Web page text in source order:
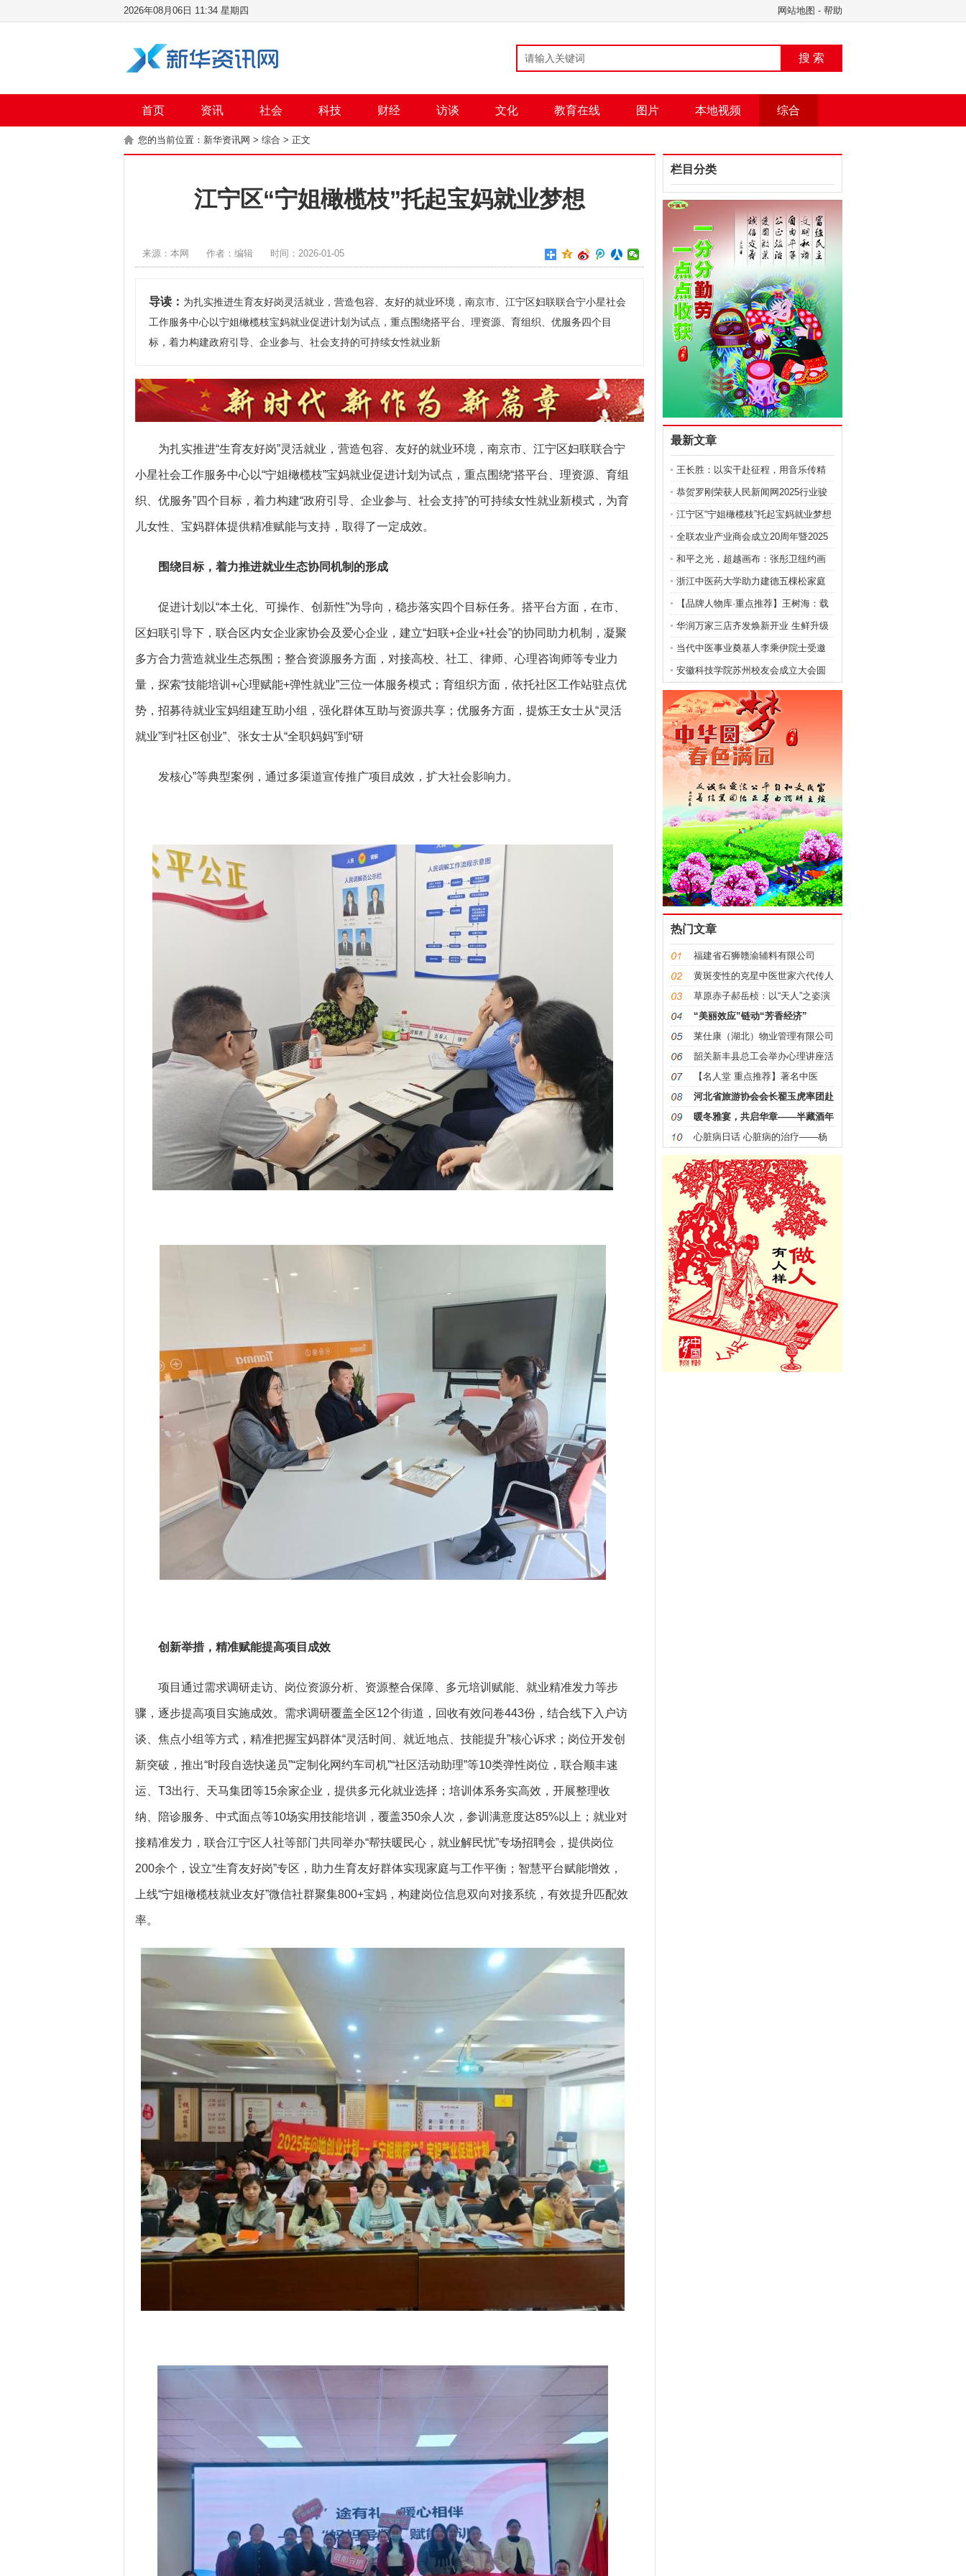
网站地图 - 帮助
2026年08月06日 11:34 星期四
搜 索
首页 资讯 社会 科技 财经 访谈 文化 教育在线 图片 本地视频 综合
您的当前位置： 新华资讯网 > 综合 > 正文
江宁区“宁姐橄榄枝”托起宝妈就业梦想
来源：本网 作者：编辑 时间：2026-01-05
导读： 为扎实推进生育友好岗灵活就业，营造包容、友好的就业环境，南京市、江宁区妇联联合宁小星社会
工作服务中心以宁姐橄榄枝宝妈就业促进计划为试点，重点围绕搭平台、理资源、育组织、优服务四个目
标，着力构建政府引导、企业参与、社会支持的可持续女性就业新
为扎实推进“生育友好岗”灵活就业，营造包容、友好的就业环境，南京市、江宁区妇联联合宁
小星社会工作服务中心以“宁姐橄榄枝”宝妈就业促进计划为试点，重点围绕“搭平台、理资源、育组
织、优服务”四个目标，着力构建“政府引导、企业参与、社会支持”的可持续女性就业新模式，为育
儿女性、宝妈群体提供精准赋能与支持，取得了一定成效。
围绕目标，着力推进就业生态协同机制的形成
促进计划以“本土化、可操作、创新性”为导向，稳步落实四个目标任务。搭平台方面，在市、
区妇联引导下，联合区内女企业家协会及爱心企业，建立“妇联+企业+社会”的协同助力机制，凝聚
多方合力营造就业生态氛围；整合资源服务方面，对接高校、社工、律师、心理咨询师等专业力
量，探索“技能培训+心理赋能+弹性就业”三位一体服务模式；育组织方面，依托社区工作站驻点优
势，招募待就业宝妈组建互助小组，强化群体互助与资源共享；优服务方面，提炼王女士从“灵活
就业”到“社区创业”、张女士从“全职妈妈”到“研
发核心”等典型案例，通过多渠道宣传推广项目成效，扩大社会影响力。
创新举措，精准赋能提高项目成效
项目通过需求调研走访、岗位资源分析、资源整合保障、多元培训赋能、就业精准发力等步
骤，逐步提高项目实施成效。需求调研覆盖全区12个街道，回收有效问卷443份，结合线下入户访
谈、焦点小组等方式，精准把握宝妈群体“灵活时间、就近地点、技能提升”核心诉求；岗位开发创
新突破，推出“时段自选快递员”“定制化网约车司机”“社区活动助理”等10类弹性岗位，联合顺丰速
运、T3出行、天马集团等15余家企业，提供多元化就业选择；培训体系务实高效，开展整理收
纳、陪诊服务、中式面点等10场实用技能培训，覆盖350余人次，参训满意度达85%以上；就业对
接精准发力，联合江宁区人社等部门共同举办“帮扶暖民心，就业解民忧”专场招聘会，提供岗位
200余个，设立“生育友好岗”专区，助力生育友好群体实现家庭与工作平衡；智慧平台赋能增效，
上线“宁姐橄榄枝就业友好”微信社群聚集800+宝妈，构建岗位信息双向对接系统，有效提升匹配效
率。
栏目分类
最新文章
王长胜：以实干赴征程，用音乐传精
神的跨界奋斗者
恭贺罗刚荣获人民新闻网2025行业骏
马奖 以“建筑医院
江宁区“宁姐橄榄枝”托起宝妈就业梦想
全联农业产业商会成立20周年暨2025
全国农业产业发展大
和平之光，超越画布：张彤卫纽约画
展的艺术与社会回响
浙江中医药大学助力建德五棵松家庭
农场 成功攻克金线
【品牌人物库·重点推荐】王树海：载
健康之光照亮民生
华润万家三店齐发焕新开业 生鲜升级
引居民抢购
当代中医事业奠基人李乘伊院士受邀
出席第十八届世界华
安徽科技学院苏州校友会成立大会圆
满落幕！
热门文章
福建省石狮赣渝辅料有限公司
黄斑变性的克星中医世家六代传人
——梁振华院长
草原赤子郝岳桢：以“天人”之姿演
绎革命精神，用艺术
“美丽效应”链动“芳香经济”
莱仕康（湖北）物业管理有限公司
盛大开业
韶关新丰县总工会举办心理讲座活
动 惠及 200多名职工
【名人堂 重点推荐】著名中医
——李春江
河北省旅游协会会长翟玉虎率团赴
张家口体文旅集团指导
暖冬雅宴，共启华章——半藏酒年
终答谢宴暨“铁红梁”
心脏病日话 心脏病的治疗——杨
俊耀